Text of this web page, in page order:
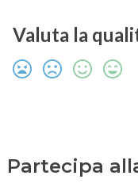
Valuta la
Partecipa